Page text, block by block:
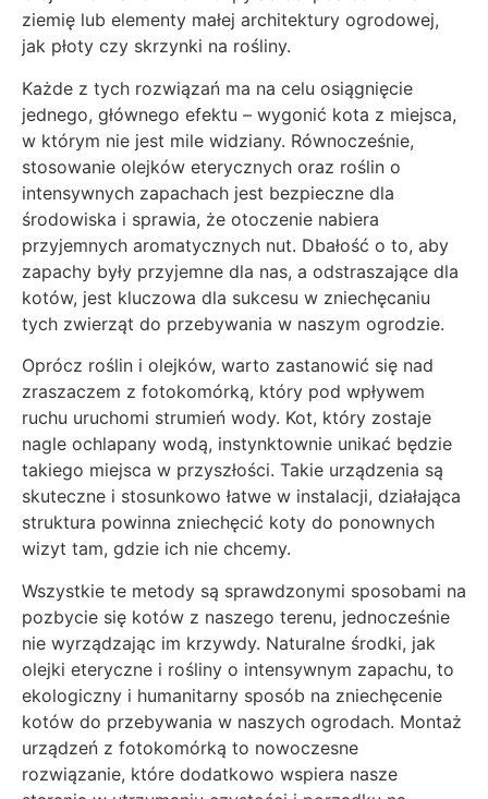
ziemię lub elementy małej architektury ogrodowej,
jak płoty czy skrzynki na rośliny.
Każde z tych rozwiązań ma na celu osiągnięcie
jednego, głównego efektu – wygonić kota z miejsca,
w którym nie jest mile widziany. Równocześnie,
stosowanie olejków eterycznych oraz roślin o
intensywnych zapachach jest bezpieczne dla
środowiska i sprawia, że otoczenie nabiera
przyjemnych aromatycznych nut. Dbałość o to, aby
zapachy były przyjemne dla nas, a odstraszające dla
kotów, jest kluczowa dla sukcesu w zniechęcaniu
tych zwierząt do przebywania w naszym ogrodzie.
Oprócz roślin i olejków, warto zastanowić się nad
zraszaczem z fotokomórką, który pod wpływem
ruchu uruchomi strumień wody. Kot, który zostaje
nagle ochlapany wodą, instynktownie unikać będzie
takiego miejsca w przyszłości. Takie urządzenia są
skuteczne i stosunkowo łatwe w instalacji, działająca
struktura powinna zniechęcić koty do ponownych
wizyt tam, gdzie ich nie chcemy.
Wszystkie te metody są sprawdzonymi sposobami na
pozbycie się kotów z naszego terenu, jednocześnie
nie wyrządzając im krzywdy. Naturalne środki, jak
olejki eteryczne i rośliny o intensywnym zapachu, to
ekologiczny i humanitarny sposób na zniechęcenie
kotów do przebywania w naszych ogrodach. Montaż
urządzeń z fotokomórką to nowoczesne
rozwiązanie, które dodatkowo wspiera nasze